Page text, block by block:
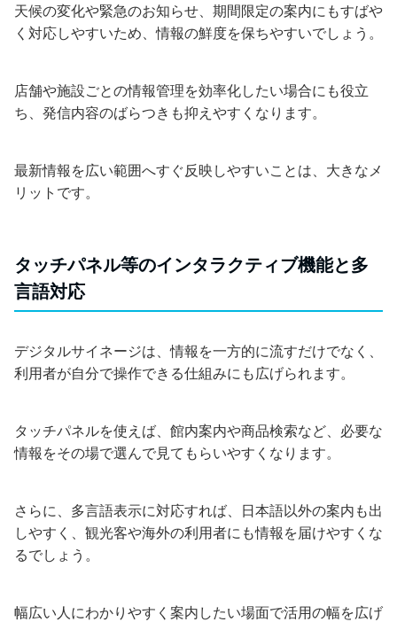
天候の変化や緊急のお知らせ、期間限定の案内にもすばや
く対応しやすいため、情報の鮮度を保ちやすいでしょう。
店舗や施設ごとの情報管理を効率化したい場合にも役立
ち、発信内容のばらつきも抑えやすくなります。
最新情報を広い範囲へすぐ反映しやすいことは、大きなメ
リットです。
タッチパネル等のインタラクティブ機能と多
言語対応
デジタルサイネージは、情報を一方的に流すだけでなく、
利用者が自分で操作できる仕組みにも広げられます。
タッチパネルを使えば、館内案内や商品検索など、必要な
情報をその場で選んで見てもらいやすくなります。
さらに、多言語表示に対応すれば、日本語以外の案内も出
しやすく、観光客や海外の利用者にも情報を届けやすくな
るでしょう。
幅広い人にわかりやすく案内したい場面で活用の幅を広げ